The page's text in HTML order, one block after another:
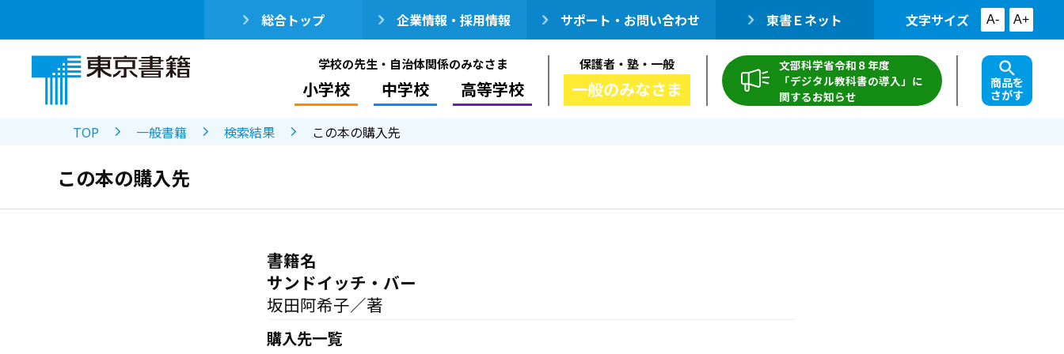
総合トップ 企業情報・採用情報 サポート・お問い合わせ 東書Ｅネット 文字サイズ A- A+
学校の先生・自治体関係のみなさま
小学校 中学校 高等学校
保護者・塾・一般
一般のみなさま
文部科学省令和８年度
「デジタル教科書の導入」に
関するお知らせ
商品を
さがす
TOP 一般書籍 検索結果 この本の購入先
この本の購入先
書籍名
サンドイッチ・バー
坂田阿希子／著
購入先一覧